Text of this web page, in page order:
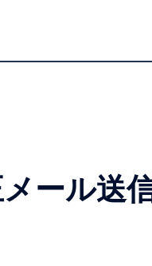
ール送